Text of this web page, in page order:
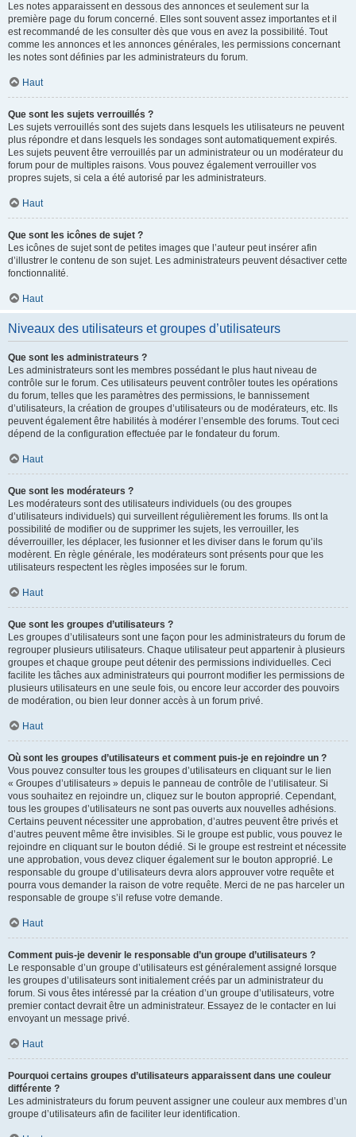
Les notes apparaissent en dessous des annonces et seulement sur la
première page du forum concerné. Elles sont souvent assez importantes et il
est recommandé de les consulter dès que vous en avez la possibilité. Tout
comme les annonces et les annonces générales, les permissions concernant
les notes sont définies par les administrateurs du forum.
Haut
Que sont les sujets verrouillés ?
Les sujets verrouillés sont des sujets dans lesquels les utilisateurs ne peuvent
plus répondre et dans lesquels les sondages sont automatiquement expirés.
Les sujets peuvent être verrouillés par un administrateur ou un modérateur du
forum pour de multiples raisons. Vous pouvez également verrouiller vos
propres sujets, si cela a été autorisé par les administrateurs.
Haut
Que sont les icônes de sujet ?
Les icônes de sujet sont de petites images que l’auteur peut insérer afin
d’illustrer le contenu de son sujet. Les administrateurs peuvent désactiver cette
fonctionnalité.
Haut
Niveaux des utilisateurs et groupes d’utilisateurs
Que sont les administrateurs ?
Les administrateurs sont les membres possédant le plus haut niveau de
contrôle sur le forum. Ces utilisateurs peuvent contrôler toutes les opérations
du forum, telles que les paramètres des permissions, le bannissement
d’utilisateurs, la création de groupes d’utilisateurs ou de modérateurs, etc. Ils
peuvent également être habilités à modérer l’ensemble des forums. Tout ceci
dépend de la configuration effectuée par le fondateur du forum.
Haut
Que sont les modérateurs ?
Les modérateurs sont des utilisateurs individuels (ou des groupes
d’utilisateurs individuels) qui surveillent régulièrement les forums. Ils ont la
possibilité de modifier ou de supprimer les sujets, les verrouiller, les
déverrouiller, les déplacer, les fusionner et les diviser dans le forum qu’ils
modèrent. En règle générale, les modérateurs sont présents pour que les
utilisateurs respectent les règles imposées sur le forum.
Haut
Que sont les groupes d’utilisateurs ?
Les groupes d’utilisateurs sont une façon pour les administrateurs du forum de
regrouper plusieurs utilisateurs. Chaque utilisateur peut appartenir à plusieurs
groupes et chaque groupe peut détenir des permissions individuelles. Ceci
facilite les tâches aux administrateurs qui pourront modifier les permissions de
plusieurs utilisateurs en une seule fois, ou encore leur accorder des pouvoirs
de modération, ou bien leur donner accès à un forum privé.
Haut
Où sont les groupes d’utilisateurs et comment puis-je en rejoindre un ?
Vous pouvez consulter tous les groupes d’utilisateurs en cliquant sur le lien
« Groupes d’utilisateurs » depuis le panneau de contrôle de l’utilisateur. Si
vous souhaitez en rejoindre un, cliquez sur le bouton approprié. Cependant,
tous les groupes d’utilisateurs ne sont pas ouverts aux nouvelles adhésions.
Certains peuvent nécessiter une approbation, d’autres peuvent être privés et
d’autres peuvent même être invisibles. Si le groupe est public, vous pouvez le
rejoindre en cliquant sur le bouton dédié. Si le groupe est restreint et nécessite
une approbation, vous devez cliquer également sur le bouton approprié. Le
responsable du groupe d’utilisateurs devra alors approuver votre requête et
pourra vous demander la raison de votre requête. Merci de ne pas harceler un
responsable de groupe s’il refuse votre demande.
Haut
Comment puis-je devenir le responsable d’un groupe d’utilisateurs ?
Le responsable d’un groupe d’utilisateurs est généralement assigné lorsque
les groupes d’utilisateurs sont initialement créés par un administrateur du
forum. Si vous êtes intéressé par la création d’un groupe d’utilisateurs, votre
premier contact devrait être un administrateur. Essayez de le contacter en lui
envoyant un message privé.
Haut
Pourquoi certains groupes d’utilisateurs apparaissent dans une couleur
différente ?
Les administrateurs du forum peuvent assigner une couleur aux membres d’un
groupe d’utilisateurs afin de faciliter leur identification.